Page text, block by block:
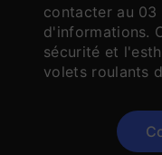
contacter au
d'informations.
sécurité et
volets roulants